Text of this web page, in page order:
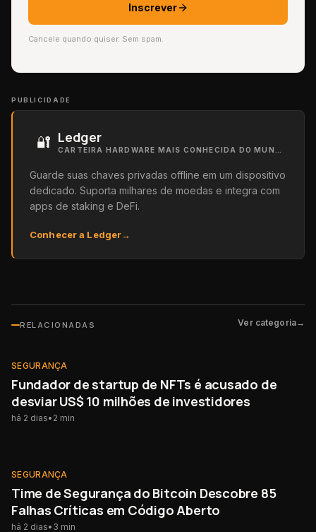
Inscrever
Cancele quando quiser. Sem spam.
PUBLICIDADE
🔐 Ledger
Guarde suas chaves privadas offline em um dispositivo
dedicado. Suporta milhares de moedas e integra com
apps de staking e DeFi.
Conhecer a Ledger→
RELACIONADAS Ver categoria→
SEGURANÇA
SEGURANÇA
Fundador de startup de NFTs é acusado de
desviar US$ 10 milhões de investidores
há 2 dias• 2 min
SEGURANÇA
SEGURANÇA
Time de Segurança do Bitcoin Descobre 85
Falhas Críticas em Código Aberto
há 2 dias• 3 min